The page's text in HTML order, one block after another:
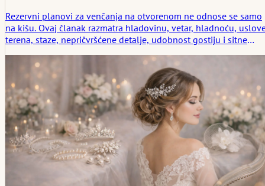
Rezervni planovi za venčanja na otvorenom ne odnose se samo
na kišu. Ovaj članak razmatra hladovinu, vetar, hladnoću,
terena, staze, nepričvršćene detalje, udobnost gostiju i sitne
na otvorenom.